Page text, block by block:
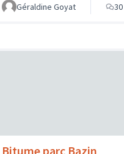
Géraldine Goyat 30
Bitume parc Bazin